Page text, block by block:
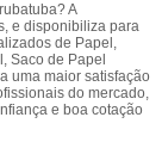
A
e disponibiliza para
de Papel,
Saco de Papel
uma maior satisfação
do mercado,
e boa cotação